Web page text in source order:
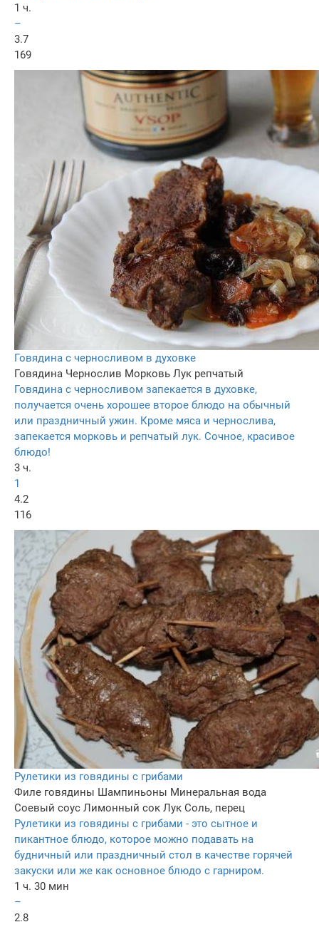
1 ч.
–
3.7
169
Говядина с черносливом в духовке
Говядина Чернослив Морковь Лук репчатый
Говядина с черносливом запекается в духовке,
получается очень хорошее второе блюдо на обычный
или праздничный ужин. Кроме мяса и чернослива,
запекается морковь и репчатый лук. Сочное, красивое
блюдо!
3 ч.
1
4.2
116
Рулетики из говядины с грибами
Филе говядины Шампиньоны Минеральная вода
Соевый соус Лимонный сок Лук Соль, перец
Рулетики из говядины с грибами - это сытное и
пикантное блюдо, которое можно подавать на
будничный или праздничный стол в качестве горячей
закуски или же как основное блюдо с гарниром.
1 ч. 30 мин
–
2.8